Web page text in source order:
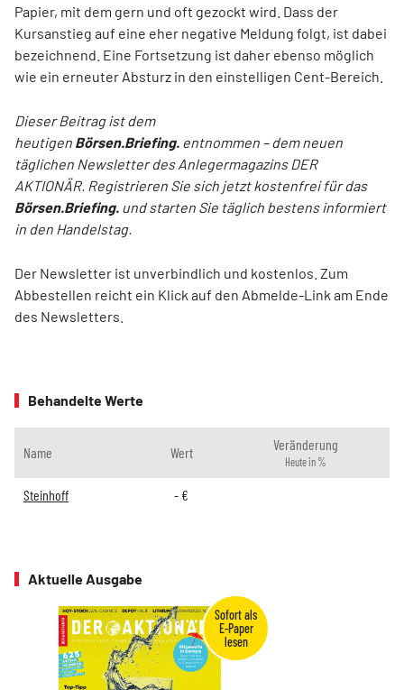
Papier, mit dem gern und oft gezockt wird. Dass der
Kursanstieg auf eine eher negative Meldung folgt, ist dabei
bezeichnend. Eine Fortsetzung ist daher ebenso möglich
wie ein erneuter Absturz in den einstelligen Cent-Bereich.
Dieser Beitrag ist dem
heutigen Börsen.Briefing. entnommen – dem neuen
täglichen Newsletter des Anlegermagazins DER
AKTIONÄR. Registrieren Sie sich jetzt kostenfrei für das
Börsen.Briefing. und starten Sie täglich bestens informiert
in den Handelstag.
Der Newsletter ist unverbindlich und kostenlos. Zum
Abbestellen reicht ein Klick auf den Abmelde-Link am Ende
des Newsletters.
Behandelte Werte
Name Wert Veränderung
Heute in %
Steinhoff - €
Aktuelle Ausgabe